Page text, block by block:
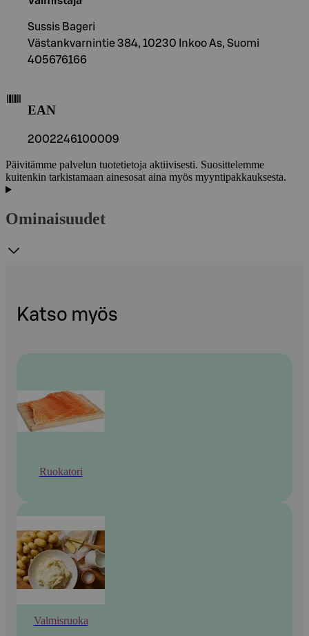
Sussis Bageri
Västankvarnintie 384, 10230 Inkoo As, Suomi
405676166
EAN
2002246100009
Päivitämme palvelun tuotetietoja aktiivisesti. Suosittelemme
kuitenkin tarkistamaan ainesosat aina myös myyntipakkauksesta.
Ominaisuudet
Katso myös
Ruokatori
Valmisruoka